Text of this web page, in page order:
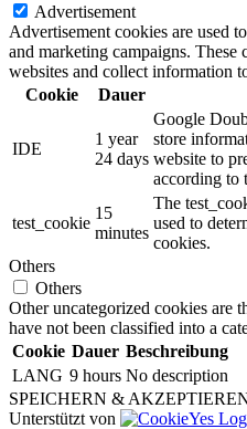
Advertisement
Advertisement cookies are used
and marketing campaigns. These
websites and collect information
Cookie
Dauer
IDE
1 year
24 days
Google
store
website to
according to
test_cookie
15
minutes
The
used to
cookies.
Others
Others
Other uncategorized cookies are
have not been classified into a
Cookie Dauer Beschreibung
LANG 9 hours No description
SPEICHERN &
Unterstützt von